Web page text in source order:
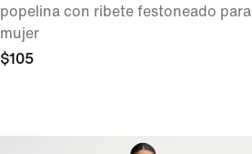
popelina con ribete festoneado para
mujer
$105